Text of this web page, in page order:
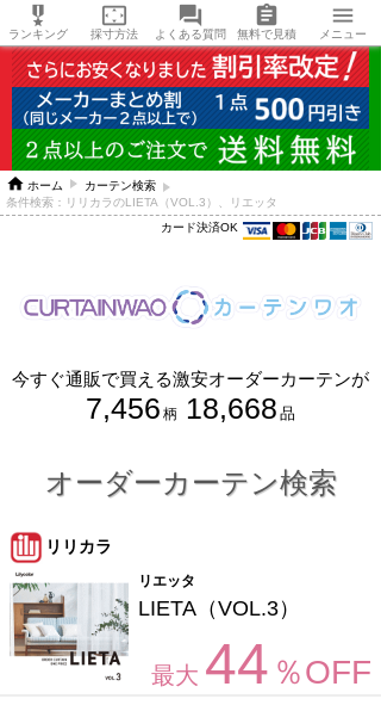
 ホーム
カーテン検索
条件検索：リリカラのLIETA（VOL.3）、リエッタ
カード決済OK
今すぐ通販で買える激安オーダーカーテンが
7,456 柄 18,668 品
オーダーカーテン検索
リリカラ
リエッタ
LIETA（VOL.3）
最大 44 ％OFF

ランキング

採寸方法

よくある質問

無料で見積

メニュー